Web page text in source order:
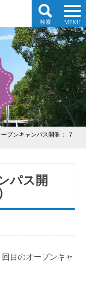
検索 MENU
プンキャンパス開催： ７
パス開
目のオープンキャ